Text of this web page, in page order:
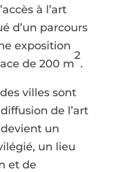
à l’art
d’un parcours
exposition
de 200 m
2
.
villes sont
de l’art
un
un lieu
et de